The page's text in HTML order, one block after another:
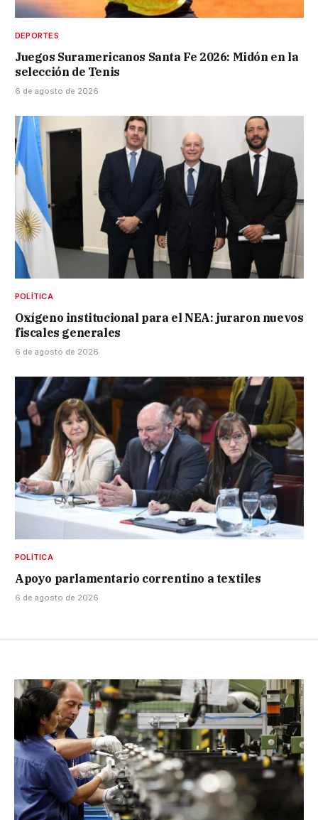
DEPORTES
Juegos Suramericanos Santa Fe 2026: Midón en la
selección de Tenis
6 de agosto de 2026
POLÍTICA
Oxígeno institucional para el NEA: juraron nuevos
fiscales generales
6 de agosto de 2026
POLÍTICA
Apoyo parlamentario correntino a textiles
6 de agosto de 2026